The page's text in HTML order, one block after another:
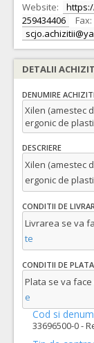
Website:
259434406
Fax:
DETALII
DENUMIRE
Xilen (amestec
ergonic de
DESCRIERE
Xilen (amestec
ergonic de
CONDITII DE
Livrarea se va
te
CONDITII DE
Plata se va face
e
Cod si
33696500-0 -